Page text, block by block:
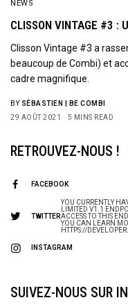
NEWS
CLISSON VINTAGE #3 :
Clisson Vintage #3 a
beaucoup de Combi) et
cadre magnifique.
BY SÉBASTIEN | BE COMBI
29 AOÛT 2021
5 MINS READ
RETROUVEZ-NOUS !
FACEBOOK
TWITTER
YOU CURRENTLY
LIMITED V1.1
ACCESS TO THIS
YOU CAN LEARN
HTTPS://
INSTAGRAM
SUIVEZ-NOUS SUR